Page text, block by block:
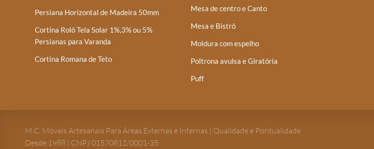
Persiana Horizontal de Madeira 50mm
Cortina Rolô Tela Solar 1%,3% ou 5%
Persianas para Varanda
Cortina Romana de Teto
Mesa de centro e Canto
Mesa e Bistrô
Moldura com espelho
Poltrona avulsa e Giratória
Puff
M.C. Móveis Artesanais Para Áreas Externas e Internas | Qualidade e Pontualidade
Desde 1988 | CNPJ 01570812/0001-35